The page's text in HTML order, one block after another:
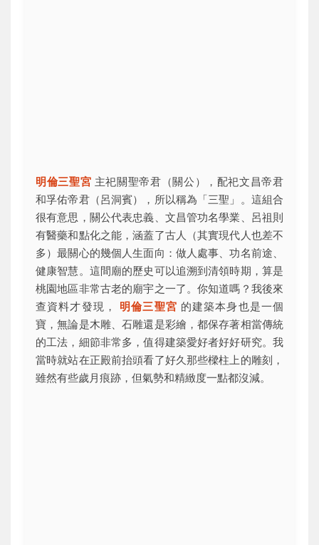
明倫三聖宮 主祀關聖帝君（關公），配祀文昌帝君
和孚佑帝君（呂洞賓），所以稱為「三聖」。這組合
很有意思，關公代表忠義、文昌管功名學業、呂祖則
有醫藥和點化之能，涵蓋了古人（其實現代人也差不
多）最關心的幾個人生面向：做人處事、功名前途、
健康智慧。這間廟的歷史可以追溯到清領時期，算是
桃園地區非常古老的廟宇之一了。你知道嗎？我後來
查資料才發現， 明倫三聖宮 的建築本身也是一個
寶，無論是木雕、石雕還是彩繪，都保存著相當傳統
的工法，細節非常多，值得建築愛好者好好研究。我
當時就站在正殿前抬頭看了好久那些樑柱上的雕刻，
雖然有些歲月痕跡，但氣勢和精緻度一點都沒減。